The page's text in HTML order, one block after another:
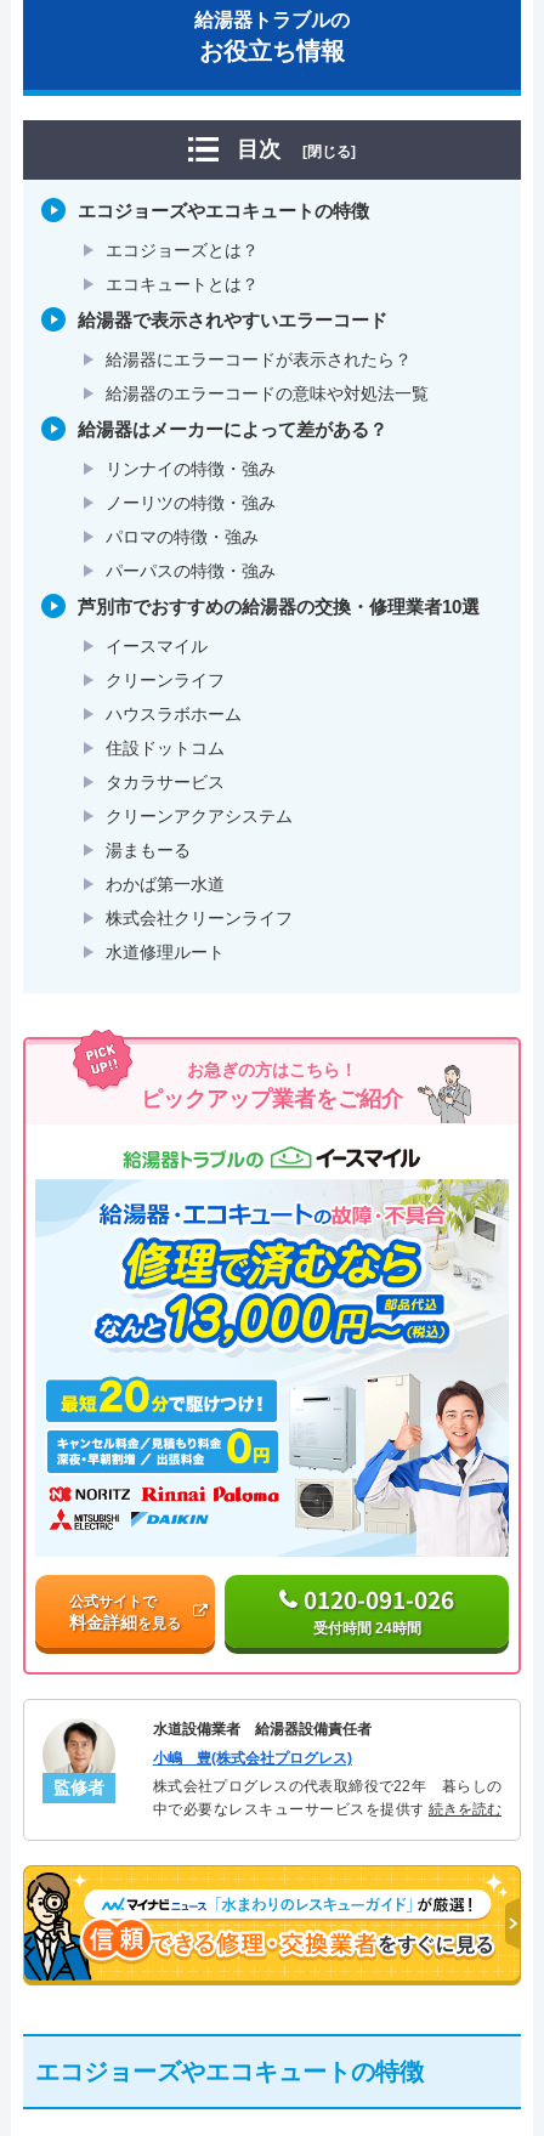
給湯器トラブルの
お役立ち情報
目次 [閉じる]
エコジョーズやエコキュートの特徴
エコジョーズとは？
エコキュートとは？
給湯器で表示されやすいエラーコード
給湯器にエラーコードが表示されたら？
給湯器のエラーコードの意味や対処法一覧
給湯器はメーカーによって差がある？
リンナイの特徴・強み
ノーリツの特徴・強み
パロマの特徴・強み
パーパスの特徴・強み
芦別市でおすすめの給湯器の交換・修理業者10選
イースマイル
クリーンライフ
ハウスラボホーム
住設ドットコム
タカラサービス
クリーンアクアシステム
湯まもーる
わかば第一水道
株式会社クリーンライフ
水道修理ルート
お急ぎの方はこちら！
ピックアップ業者をご紹介
公式サイトで
料金詳細を見る
0120-091-026
受付時間 24時間
監修者
水道設備業者 給湯器設備責任者
小嶋 豊(株式会社プログレス)
株式会社プログレスの代表取締役で22年 暮らしの
中で必要なレスキューサービスを提供する株式会社
決。多くのお客様に信頼される「給湯器」のスペシ
ャリスト。
続きを読む
エコジョーズやエコキュートの特徴